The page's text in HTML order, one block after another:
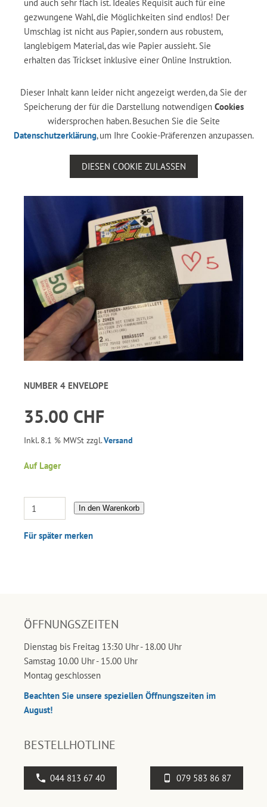
und auch sehr flach ist. Ideales Requisit auch für eine
gezwungene Wahl, die Möglichkeiten sind endlos! Der
Umschlag ist nicht aus Papier, sondern aus robustem,
langlebigem Material, das wie Papier aussieht. Sie
erhalten das Trickset inklusive einer Online Instruktion.
Dieser Inhalt kann leider nicht angezeigt werden, da Sie der
Speicherung der für die Darstellung notwendigen Cookies
widersprochen haben. Besuchen Sie die Seite
Datenschutzerklärung, um Ihre Cookie-Präferenzen anzupassen.
DIESEN COOKIE ZULASSEN
NUMBER 4 ENVELOPE
35.00 CHF
Inkl. 8.1 % MWSt zzgl.Versand
Auf Lager
In den Warenkorb
Für später merken
ÖFFNUNGSZEITEN
Dienstag bis Freitag 13:30 Uhr - 18.00 Uhr
Samstag 10.00 Uhr - 15.00 Uhr
Montag geschlossen
Beachten Sie unsere speziellen Öffnungszeiten im
August!
BESTELLHOTLINE
044 813 67 40 079 583 86 87